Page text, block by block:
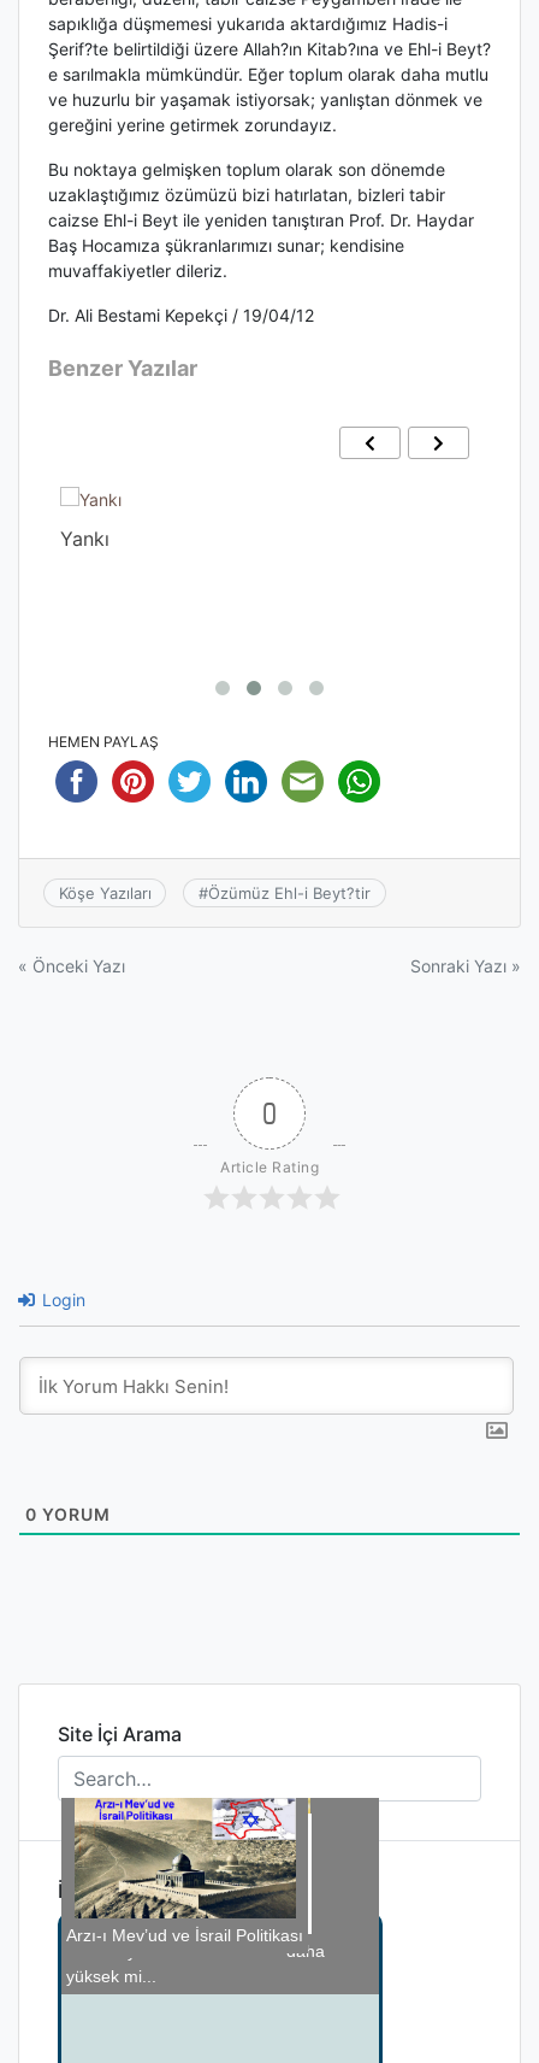
sapıklığa düşmemesi yukarıda aktardığımız Hadis-i
Şerif?te belirtildiği üzere Allah?ın Kitab?ına ve Ehl-i Beyt?
e sarılmakla mümkündür. Eğer toplum olarak daha mutlu
ve huzurlu bir yaşamak istiyorsak; yanlıştan dönmek ve
gereğini yerine getirmek zorundayız.
Bu noktaya gelmişken toplum olarak son dönemde
uzaklaştığımız özümüzü bizi hatırlatan, bizleri tabir
caizse Ehl-i Beyt ile yeniden tanıştıran Prof. Dr. Haydar
Baş Hocamıza şükranlarımızı sunar; kendisine
muvaffakiyetler dileriz.
Dr. Ali Bestami Kepekçi / 19/04/12
Benzer Yazılar
Yankı
HEMEN PAYLAŞ
Köşe Yazıları #Özümüz Ehl-i Beyt?tir
Yazı
« Önceki Yazı Sonraki Yazı »
0
Article Rating
Login
0 YORUM
Site İçi Arama
İlginizi Çekebilir
Anestezi Cihazı ve Ekipmanları
Çocukluk Travması Geleceği Belirler mi?
Yeni varyant virüsler havada daha
yüksek mi...
Travma ve Yanıkta Anestezi
Arzı-ı Mev’ud ve İsrail Politikası